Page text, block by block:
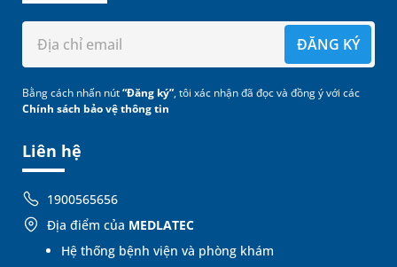
Liên hệ
1900565656
Địa điểm của MEDLATEC
Hệ thống bệnh viện và phòng khám
ĐĂNG KÝ
Bằng cách nhấn nút“Đăng ký”, tôi xác nhận đã đọc và đồng ý với các
Chính sách bảo vệ thông tin